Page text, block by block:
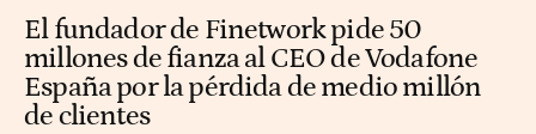
El fundador de Finetwork pide 50
millones de fianza al CEO de Vodafone
España por la pérdida de medio millón
de clientes